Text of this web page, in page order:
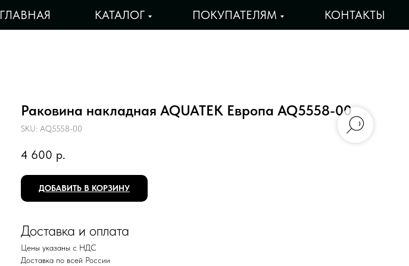
ГЛАВНАЯ КАТАЛОГ ПОКУПАТЕЛЯМ КОНТАКТЫ
Раковина накладная AQUATEK Европа AQ5558-00
SKU: AQ5558-00
4 600 р.
ДОБАВИТЬ В КОРЗИНУ
Доставка и оплата
Цены указаны с НДС
Доставка по всей России